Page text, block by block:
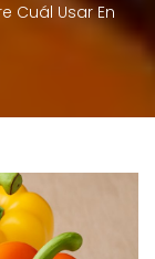
Cuál Usar En